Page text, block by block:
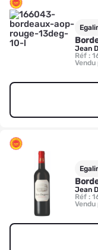
Jean
Réf :
Vendu
Jean
Réf :